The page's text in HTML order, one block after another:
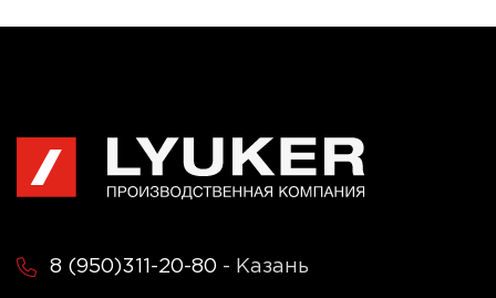
8 (950)311-20-80 - Казань